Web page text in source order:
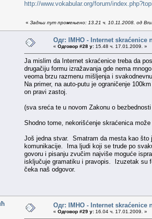
http://www.vokabular.org/forum/
« Задњи пут промењено: 13.21 ч. 10.11.2008. од
Одг: IMHO - Internet skraćenice
« Одговор #28 у: 15.48 ч. 17.01.2009. »
Ja mislim da Internet skraćenice treba da
drugačiju formu izražavanja gde nema
veoma brzu razmenu mišljenja i
Na primer, na auto-putu je ograničenje
on pravi zastoj.
(sva sreća te u novom Zakonu o
Shodno tome, nekorišćenje skraćenica
Još jedna stvar. Smatram da mesta kao što
komunikacije. Ima ljudi koji se trude po
govoru i pisanju zvučim najviše moguće
isključuje gramatiku i pravopis. Izuzetak su
čeka naš odgovor.
Одг: IMHO - Internet skraćenice
« Одговор #29 у: 16.04 ч. 17.01.2009. »